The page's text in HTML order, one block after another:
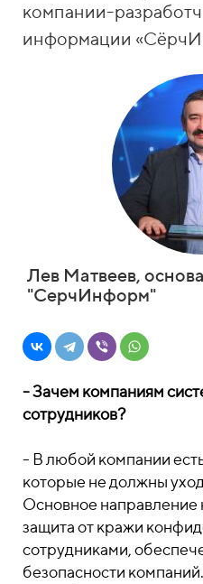
компании-
информации
Лев Матвеев,
"СерчИнформ"
- Зачем компаниям
сотрудников?
- В любой компании
которые не должны
Основное направление
защита от кражи
сотрудниками,
безопасности